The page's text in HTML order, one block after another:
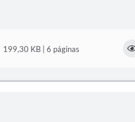
199,30 KB | 6 páginas